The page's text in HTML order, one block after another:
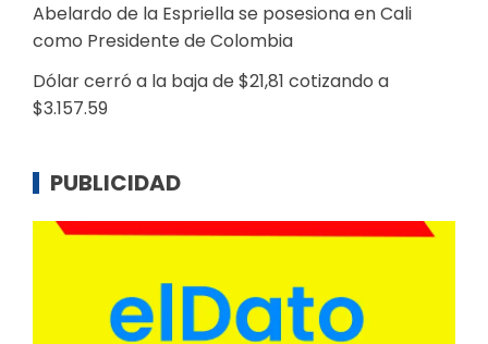
Abelardo de la Espriella se posesiona en Cali
como Presidente de Colombia
Dólar cerró a la baja de $21,81 cotizando a
$3.157.59
PUBLICIDAD